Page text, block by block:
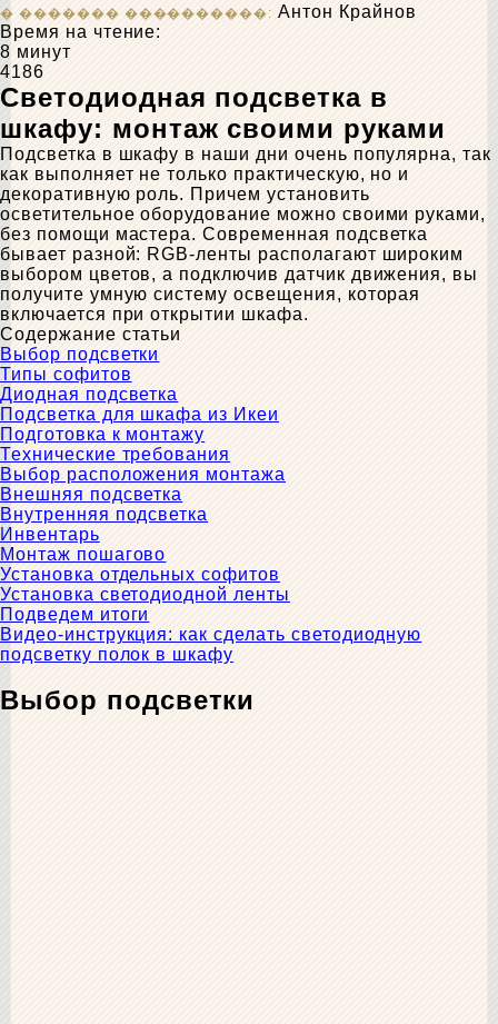
Антон Крайнов
Время на чтение:
8 минут
4186
Светодиодная подсветка в
шкафу: монтаж своими руками
Подсветка в шкафу в наши дни очень популярна, так
как выполняет не только практическую, но и
декоративную роль. Причем установить
осветительное оборудование можно своими руками,
без помощи мастера. Современная подсветка
бывает разной: RGB-ленты располагают широким
выбором цветов, а подключив датчик движения, вы
получите умную систему освещения, которая
включается при открытии шкафа.
Содержание статьи
Выбор подсветки
Типы софитов
Диодная подсветка
Подсветка для шкафа из Икеи
Подготовка к монтажу
Технические требования
Выбор расположения монтажа
Внешняя подсветка
Внутренняя подсветка
Инвентарь
Монтаж пошагово
Установка отдельных софитов
Установка светодиодной ленты
Подведем итоги
Видео-инструкция: как сделать светодиодную
подсветку полок в шкафу
Выбор подсветки